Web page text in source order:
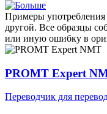
Примеры употребления
другой. Все образцы
или иную ошибку в
PROMT Expert
Переводчик для